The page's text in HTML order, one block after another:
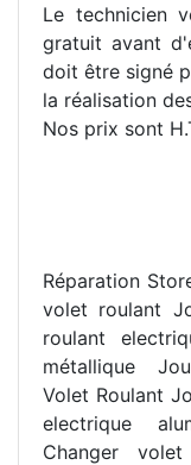
Le technicien
gratuit avant
doit être signé
la réalisation
Nos prix sont
Réparation
volet roulant
roulant
métallique
Volet Roulant
electrique
Changer